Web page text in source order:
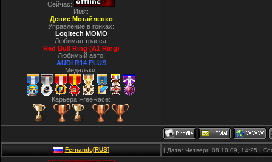
Сейчас:
Имя:
Денис Мотайленко
Управление в гонках:
Logitech MOMO
Любимая трасса:
Red Bull Ring (A1 Ring)
Любимый авто:
AUDI R14 PLUS
Медальки:
Карьера FreeRace:
Fernando[RUS] | Дата: Четверг, 08.10.09, 14:25 |